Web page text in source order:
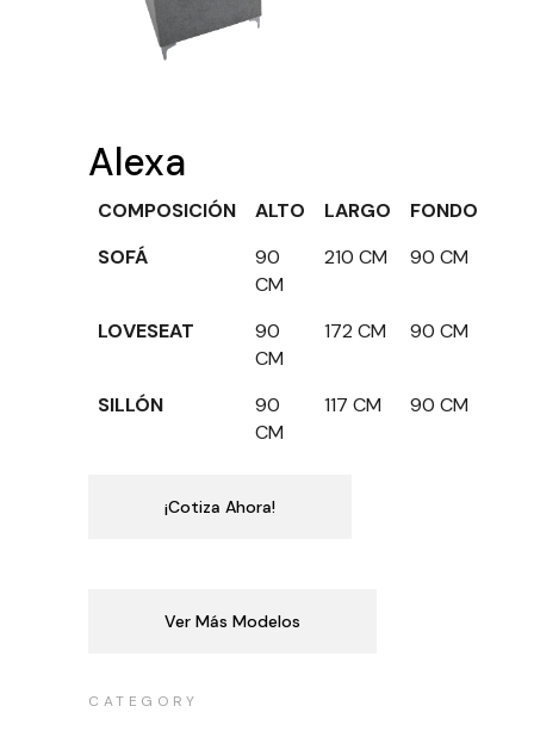
Alexa
COMPOSICIÓN ALTO LARGO
FONDO
SOFÁ
90
CM
210 CM 90 CM
LOVESEAT
90
CM
172 CM 90 CM
SILLÓN
90
CM
117 CM 90 CM
¡Cotiza Ahora!
Ver Más Modelos
CATEGORY